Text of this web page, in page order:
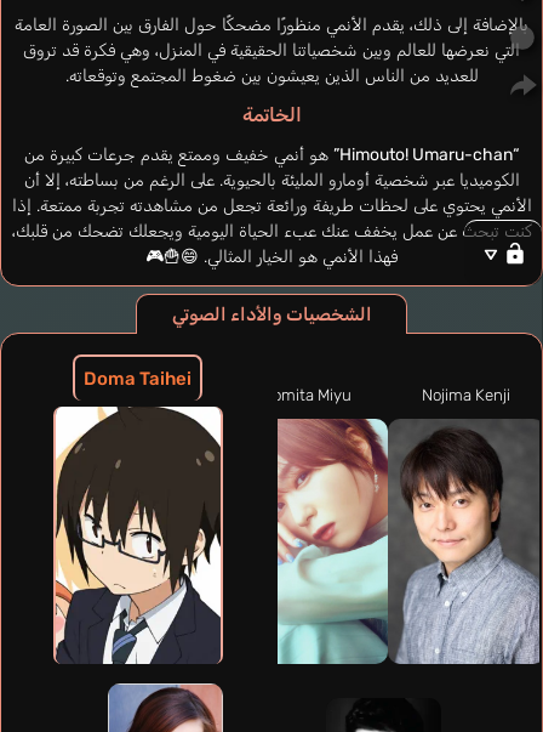
بالإضافة إلى ذلك، يقدم الأنمي منظورًا مضحكًا حول الفارق بين الصورة العامة
التي نعرضها للعالم وبين شخصياتنا الحقيقية في المنزل، وهي فكرة قد تروق
للعديد من الناس الذين يعيشون بين ضغوط المجتمع وتوقعاته.
الخاتمة
“Himouto! Umaru-chan”
هو أنمي خفيف وممتع يقدم جرعات كبيرة من
الكوميديا عبر شخصية أومارو المليئة بالحيوية. على الرغم من بساطته، إلا أن
الأنمي يحتوي على لحظات طريفة ورائعة تجعل من مشاهدته تجربة ممتعة. إذا
كنت تبحث عن عمل يخفف عنك عبء الحياة اليومية ويجعلك تضحك من قلبك،
فهذا الأنمي هو الخيار المثالي. 😄🍟🎮
الشخصيات والأداء الصوتي
Doma Taihei
Nojima Kenji
Tomita Miyu